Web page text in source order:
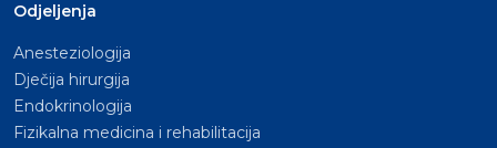
Odjeljenja
Anesteziologija
Dječija hirurgija
Endokrinologija
Fizikalna medicina i rehabilitacija